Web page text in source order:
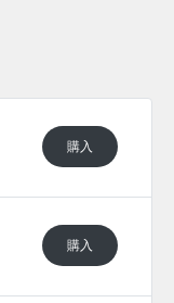
と、アウトドア由
ドの印象を大きく
るソールまで黒で
かに浮かび上がら
購入
購入